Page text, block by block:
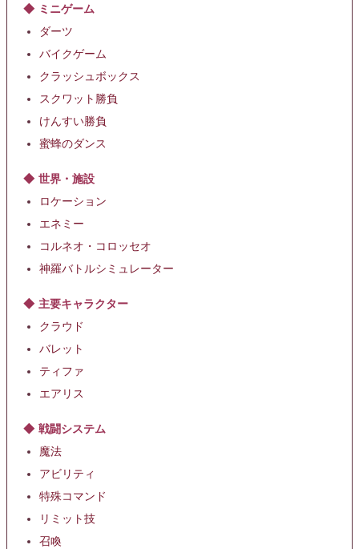
ミニゲーム
ダーツ
バイクゲーム
クラッシュボックス
スクワット勝負
けんすい勝負
蜜蜂のダンス
世界・施設
ロケーション
エネミー
コルネオ・コロッセオ
神羅バトルシミュレーター
主要キャラクター
クラウド
バレット
ティファ
エアリス
戦闘システム
魔法
アビリティ
特殊コマンド
リミット技
召喚